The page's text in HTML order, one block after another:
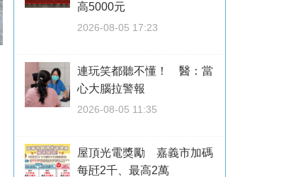
高5000元
2026-08-05 17:23
連玩笑都聽不懂！ 醫：當
心大腦拉警報
2026-08-05 11:35
屋頂光電獎勵 嘉義市加碼
每瓩2千、最高2萬